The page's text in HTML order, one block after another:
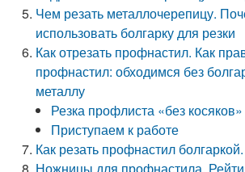
Чем резать металлочерепицу.
использовать болгарку для резки
Как отрезать профнастил. Как
профнастил: обходимся без
металлу
Резка профлиста «без косяков»
Приступаем к работе
Как резать профнастил